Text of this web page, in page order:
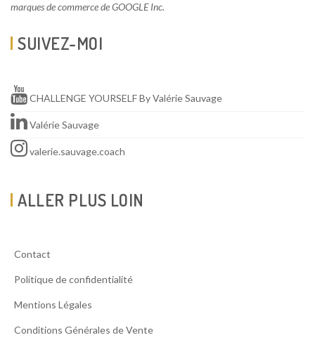
marques de commerce de GOOGLE Inc.
SUIVEZ-MOI
CHALLENGE YOURSELF By Valérie Sauvage
Valérie Sauvage
valerie.sauvage.coach
ALLER PLUS LOIN
Contact
Politique de confidentialité
Mentions Légales
Conditions Générales de Vente